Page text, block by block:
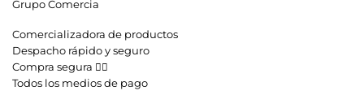
Grupo Comercia
Comercializadora de productos
Despacho rápido y seguro
Compra segura 👇🏼
Todos los medios de pago